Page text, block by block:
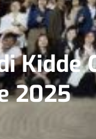
Kidde
2025